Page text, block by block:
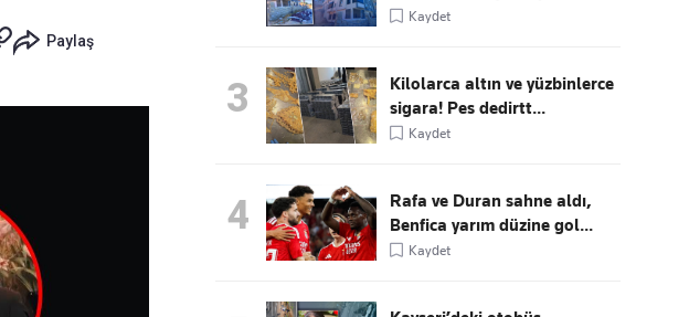
Paylaş
Kaydet
3
Kilolarca altın ve yüzbinlerce
sigara! Pes dedirtt...
Kaydet
4
Rafa ve Duran sahne aldı,
Benfica yarım düzine gol...
Kaydet